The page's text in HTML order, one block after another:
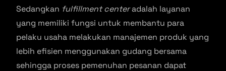
Sedangkan fulfillment centeradalah layanan
yang memiliki fungsi untuk membantu para
pelaku usaha melakukan manajemen produk yang
lebih efisien menggunakan gudang bersama
sehingga proses pemenuhan pesanan dapat